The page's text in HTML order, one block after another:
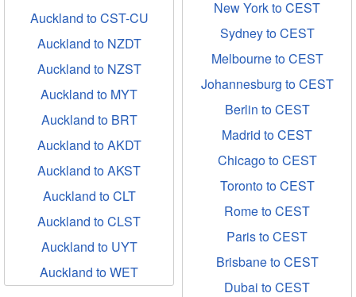
Auckland to CST-CU
Auckland to NZDT
Auckland to NZST
Auckland to MYT
Auckland to BRT
Auckland to AKDT
Auckland to AKST
Auckland to CLT
Auckland to CLST
Auckland to UYT
Auckland to WET
New York to CEST
Sydney to CEST
Melbourne to CEST
Johannesburg to CEST
Berlin to CEST
Madrid to CEST
Chicago to CEST
Toronto to CEST
Rome to CEST
Paris to CEST
Brisbane to CEST
Dubai to CEST